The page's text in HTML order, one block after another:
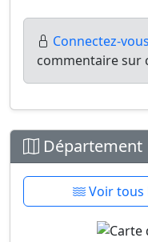
Connectez-vous
commentaire sur
Département
Voir tous